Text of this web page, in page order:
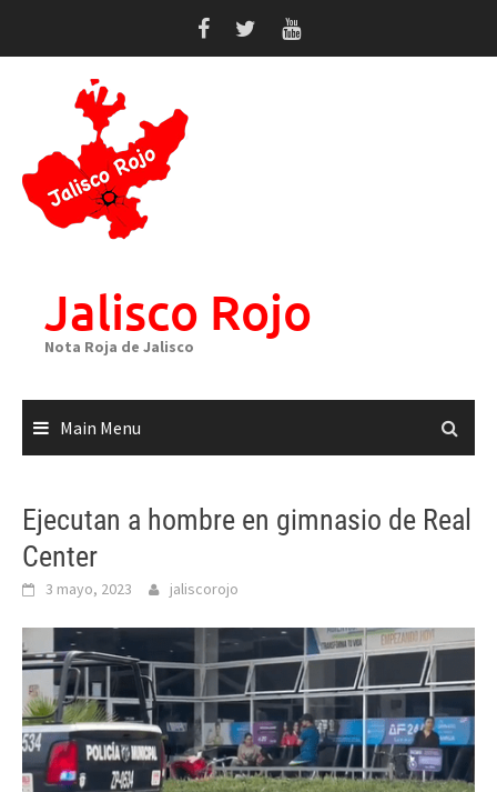
Jalisco Rojo
Nota Roja de Jalisco
Main Menu
Ejecutan a hombre en gimnasio de Real
Center
3 mayo, 2023 jaliscorojo